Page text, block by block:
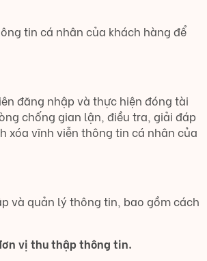
tin cá nhân của khách hàng để
đăng nhập và thực hiện đóng tài
chống gian lận, điều tra, giải đáp
xóa vĩnh viễn thông tin cá nhân của
và quản lý thông tin, bao gồm cách
vị thu thập thông tin.